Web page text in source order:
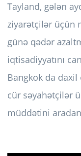
Tayland, gələn
ziyarətçilər üçün
günə qədər
iqtisadiyyatını
Bangkok da
cür səyahətçilər
müddətini